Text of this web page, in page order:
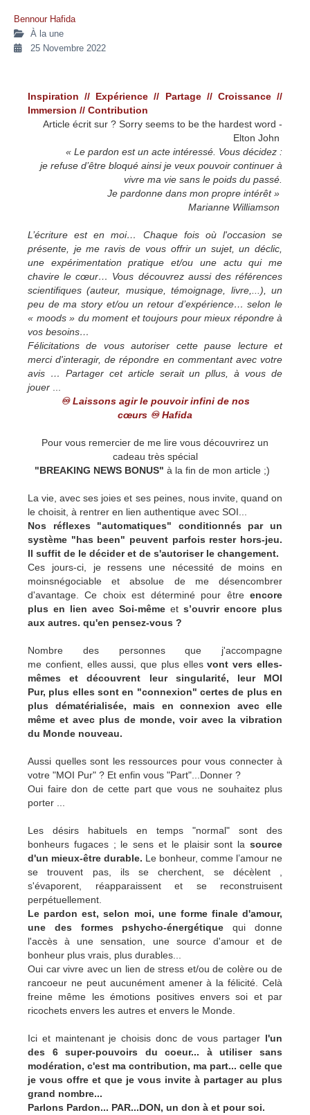
Bennour Hafida
À la une
25 Novembre 2022
Inspiration // Expérience // Partage // Croissance //
Immersion // Contribution
Article écrit sur ? Sorry seems to be the hardest word -
Elton John
« Le pardon est un acte intéressé. Vous décidez :
je refuse d’être bloqué ainsi je veux pouvoir continuer à
vivre ma vie sans le poids du passé.
Je pardonne dans mon propre intérêt »
Marianne Williamson
L’écriture est en moi… Chaque fois où l'occasion se
présente, je me ravis de vous offrir un sujet, un déclic,
une expérimentation pratique et/ou une actu qui me
chavire le cœur… Vous découvrez aussi des références
scientifiques (auteur, musique, témoignage, livre,...), un
peu de ma story et/ou un retour d’expérience… selon le
« moods » du moment et toujours pour mieux répondre à
vos besoins…
Félicitations de vous autoriser cette pause lecture et
merci d'interagir, de répondre en commentant avec votre
avis … Partager cet article serait un pllus, à vous de
jouer
♾ Laissons agir le pouvoir infini de nos
cœurs ♾ Hafida
Pour vous remercier de me lire vous découvrirez un
cadeau très spécial
"BREAKING NEWS BONUS" à la fin de mon article ;)
La vie, avec ses joies et ses peines, nous invite, quand on
le choisit, à rentrer en lien authentique avec SOI...
Nos réflexes "automatiques" conditionnés par un
système "has been" peuvent parfois rester hors-jeu.
Il suffit de le décider et de s'autoriser le changement.
Ces jours-ci, je ressens une nécessité de moins en
moinsnégociable et absolue de me désencombrer
d'avantage. Ce choix est déterminé pour être encore
plus en lien avec Soi-même et s’ouvrir encore plus
aux autres. qu'en pensez-vous ?
Nombre des personnes que j'accompagne
me confient, elles aussi, que plus ellesvont vers elles-
mêmes et découvrent leur singularité, leur MOI
Pur, plus elles sont en "connexion" certes de plus en
plus dématérialisée, mais en connexion avec elle
même et avec plus de monde, voir avec la vibration
du Monde nouveau.
Aussi quelles sont les ressources pour vous connecter à
votre "MOI Pur" ? Et enfin vous "Part"...Donner ?
Oui faire don de cette part que vous ne souhaitez plus
porter ...
Les désirs habituels en temps "normal" sont des
bonheurs fugaces ; le sens et le plaisir sont la source
d'un mieux-être durable. Le bonheur, comme l’amour ne
se trouvent pas, ils se cherchent, se décèlent ,
s'évaporent, réapparaissent et se reconstruisent
perpétuellement.
Le pardon est, selon moi, une forme finale d'amour,
une des formes pshycho-énergétiquequi donne
l'accès à une sensation, une source d'amour et de
bonheur plus vrais, plus durables...
Oui car vivre avec un lien de stress et/ou de colère ou de
rancoeur ne peut aucunément amener à la félicité. Celà
freine même les émotions positives envers soi et par
ricochets envers les autres et envers le Monde.
Ici et maintenant je choisis donc de vous partager l'un
des 6 super-pouvoirs du coeur... à utiliser sans
modération, c'est ma contribution, ma part... celle que
je vous offre et que je vous invite à partager au plus
grand nombre...
Parlons Pardon... PAR...DON, un don à et pour soi.